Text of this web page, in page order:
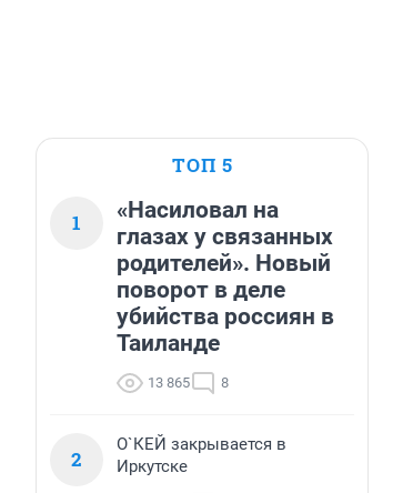
ТОП 5
1
«Насиловал на
глазах у связанных
родителей». Новый
поворот в деле
убийства россиян в
Таиланде
13 865 8
2
О`КЕЙ закрывается в
Иркутске